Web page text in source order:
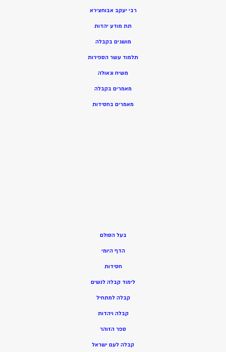
רבי יעקב אבוחצירא
תת מודע יהדות
מושגים בקבלה
תלמוד עשר הספירות
משיח וגאולה
מאמרים בקבלה
מאמרים בחסידות
בעל הסולם
הדף היומי
חסידות
לימוד קבלה לנשים
קבלה למתחיל
קבלה ויהדות
ספר הזוהר
קבלה לעם ישראל